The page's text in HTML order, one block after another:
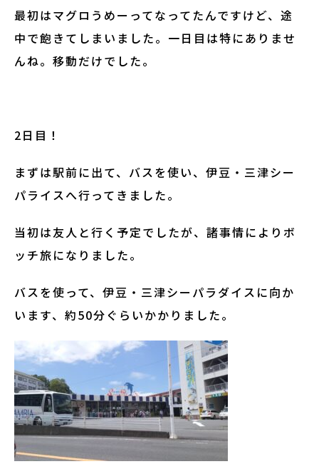
最初はマグロうめーってなってたんですけど、途
中で飽きてしまいました。一日目は特にありませ
んね。移動だけでした。
2日目！
まずは駅前に出て、バスを使い、伊豆・三津シー
パライスへ行ってきました。
当初は友人と行く予定でしたが、諸事情によりボ
ッチ旅になりました。
バスを使って、伊豆・三津シーパラダイスに向か
います、約50分ぐらいかかりました。